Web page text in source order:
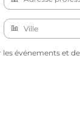
événements et